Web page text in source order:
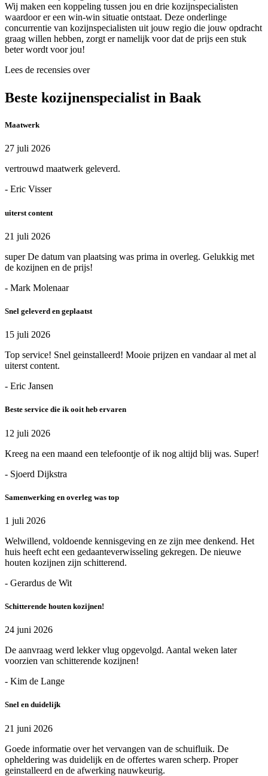
Wij maken een koppeling tussen jou en drie kozijnspecialisten
waardoor er een win-win situatie ontstaat. Deze onderlinge
concurrentie van kozijnspecialisten uit jouw regio die jouw opdracht
graag willen hebben, zorgt er namelijk voor dat de prijs een stuk
beter wordt voor jou!
Lees de recensies over
Beste kozijnenspecialist in Baak
Maatwerk
27 juli 2026
vertrouwd maatwerk geleverd.
- Eric Visser
uiterst content
21 juli 2026
super De datum van plaatsing was prima in overleg. Gelukkig met
de kozijnen en de prijs!
- Mark Molenaar
Snel geleverd en geplaatst
15 juli 2026
Top service! Snel geinstalleerd! Mooie prijzen en vandaar al met al
uiterst content.
- Eric Jansen
Beste service die ik ooit heb ervaren
12 juli 2026
Kreeg na een maand een telefoontje of ik nog altijd blij was. Super!
- Sjoerd Dijkstra
Samenwerking en overleg was top
1 juli 2026
Welwillend, voldoende kennisgeving en ze zijn mee denkend. Het
huis heeft echt een gedaanteverwisseling gekregen. De nieuwe
houten kozijnen zijn schitterend.
- Gerardus de Wit
Schitterende houten kozijnen!
24 juni 2026
De aanvraag werd lekker vlug opgevolgd. Aantal weken later
voorzien van schitterende kozijnen!
- Kim de Lange
Snel en duidelijk
21 juni 2026
Goede informatie over het vervangen van de schuifluik. De
opheldering was duidelijk en de offertes waren scherp. Proper
geinstalleerd en de afwerking nauwkeurig.